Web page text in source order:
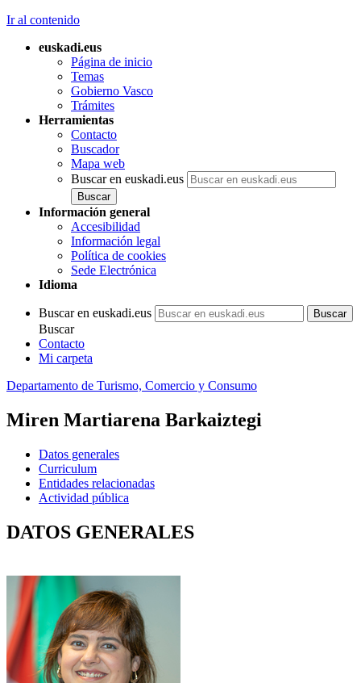
Ir al contenido
euskadi.eus
Página de inicio
Temas
Gobierno Vasco
Trámites
Herramientas
Contacto
Buscador
Mapa web
Buscar en euskadi.eus
Información general
Accesibilidad
Información legal
Política de cookies
Sede Electrónica
Idioma
Buscar en euskadi.eus
Buscar
Contacto
Mi carpeta
Departamento de Turismo, Comercio y Consumo
Miren Martiarena Barkaiztegi
Datos generales
Curriculum
Entidades relacionadas
Actividad pública
DATOS GENERALES